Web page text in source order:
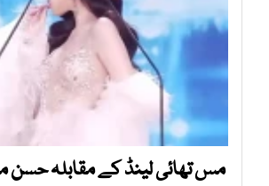
مس تھائی لینڈ کے مقابلہ حسن